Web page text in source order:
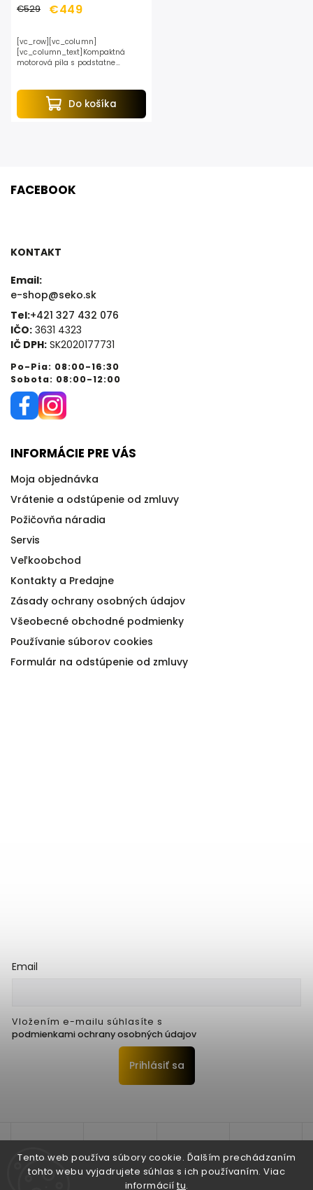
Tento web používa súbory cookie. Ďalším prechádzaním
tohto webu vyjadrujete súhlas s ich používaním. Viac
informácií tu.
€529 €449
Do košíka
[vc_row][vc_column]
[vc_column_text]Kompaktná
motorová píla s podstatne
predošlému modelu. O 20% nižšia
spotreba paliva, vysoký...
FACEBOOK
KONTAKT
Email:
e-shop@seko.sk
Tel:+421 327 432 076
IČO: 3631 4323
IČ DPH: SK2020177731
Po-Pia: 08:00-16:30
Sobota: 08:00-12:00
INFORMÁCIE PRE VÁS
Moja objednávka
Vrátenie a odstúpenie od zmluvy
Požičovňa náradia
Servis
Veľkoobchod
Kontakty a Predajne
Zásady ochrany osobných údajov
Všeobecné obchodné podmienky
Používanie súborov cookies
Formulár na odstúpenie od zmluvy
Email
Vložením e-mailu súhlasíte s
podmienkami ochrany osobných údajov
Prihlásiť sa